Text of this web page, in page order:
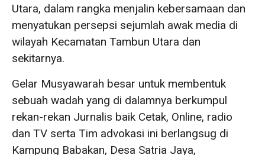
Utara, dalam rangka menjalin kebersamaan dan
menyatukan persepsi sejumlah awak media di
wilayah Kecamatan Tambun Utara dan
sekitarnya.
Gelar Musyawarah besar untuk membentuk
sebuah wadah yang di dalamnya berkumpul
rekan-rekan Jurnalis baik Cetak, Online, radio
dan TV serta Tim advokasi ini berlangsug di
Kampung Babakan, Desa Satria Jaya,